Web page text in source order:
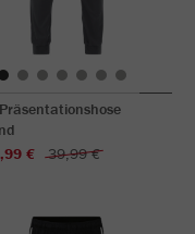
€
39,99 €